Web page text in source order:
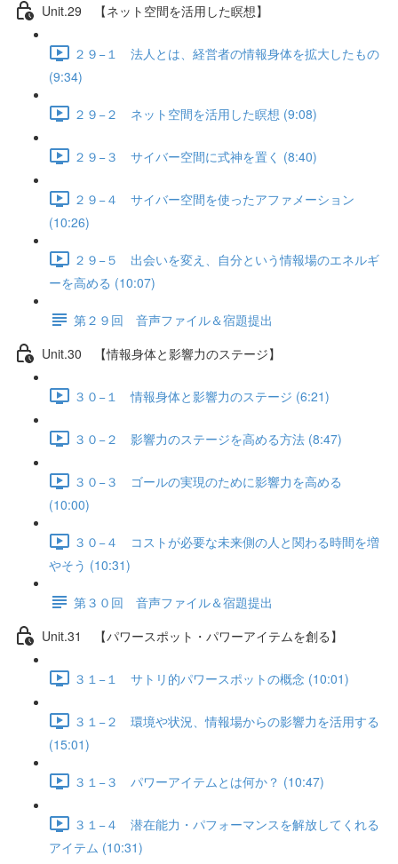
Unit.29 【ネット空間を活用した瞑想】
２９−１ 法人とは、経営者の情報身体を拡大したもの
(9:34)
２９−２ ネット空間を活用した瞑想 (9:08)
２９−３ サイバー空間に式神を置く (8:40)
２９−４ サイバー空間を使ったアファメーション
(10:26)
２９−５ 出会いを変え、自分という情報場のエネルギ
ーを高める (10:07)
第２９回 音声ファイル＆宿題提出
Unit.30 【情報身体と影響力のステージ】
３０−１ 情報身体と影響力のステージ (6:21)
３０−２ 影響力のステージを高める方法 (8:47)
３０−３ ゴールの実現のために影響力を高める
(10:00)
３０−４ コストが必要な未来側の人と関わる時間を増
やそう (10:31)
第３０回 音声ファイル＆宿題提出
Unit.31 【パワースポット・パワーアイテムを創る】
３１−１ サトリ的パワースポットの概念 (10:01)
３１−２ 環境や状況、情報場からの影響力を活用する
(15:01)
３１−３ パワーアイテムとは何か？ (10:47)
３１−４ 潜在能力・パフォーマンスを解放してくれる
アイテム (10:31)